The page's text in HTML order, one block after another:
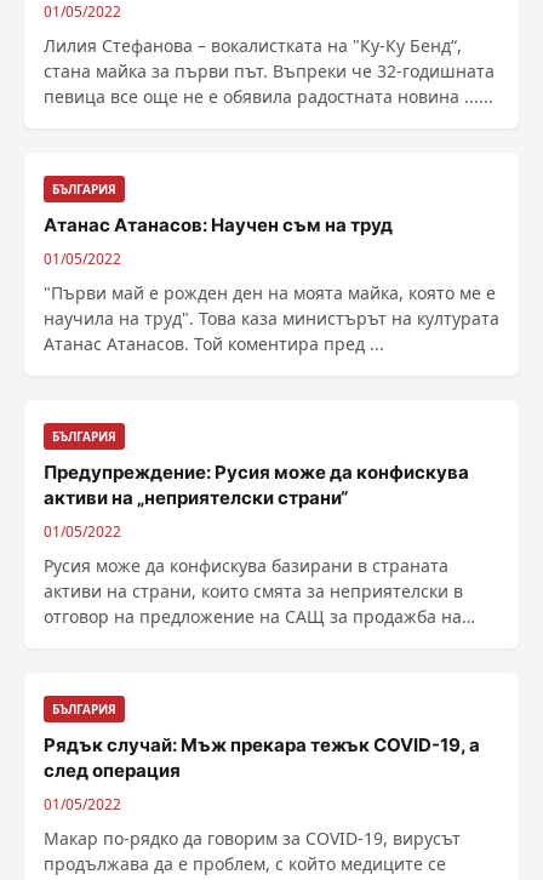
01/05/2022
Лилия Стефанова – вокалистката на "Ку-Ку Бенд“,
стана майка за първи път. Въпреки че 32-годишната
певица все още не е обявила радостната новина ......
БЪЛГАРИЯ
Атанас Атанасов: Научен съм на труд
01/05/2022
"Първи май е рожден ден на моята майка, която ме е
научила на труд". Това каза министърът на културата
Атанас Атанасов. Той коментира пред ...
БЪЛГАРИЯ
Предупреждение: Русия може да конфискува
активи на „неприятелски страни“
01/05/2022
Русия може да конфискува базирани в страната
активи на страни, които смята за неприятелски в
отговор на предложение на САЩ за продажба на
БЪЛГАРИЯ
Рядък случай: Мъж прекара тежък COVID-19, а
след операция
01/05/2022
Макар по-рядко да говорим за COVID-19, вирусът
продължава да е проблем, с който медиците се